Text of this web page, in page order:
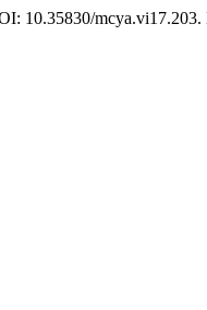
10.35830/mcya.vi17.203.